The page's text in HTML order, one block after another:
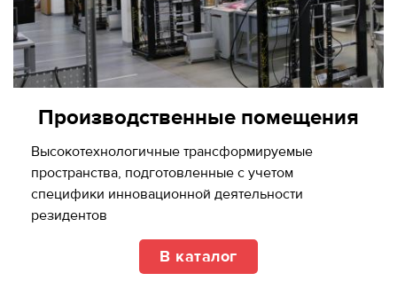
Производственные помещения
Высокотехнологичные трансформируемые
пространства, подготовленные с учетом
специфики инновационной деятельности
резидентов
В каталог